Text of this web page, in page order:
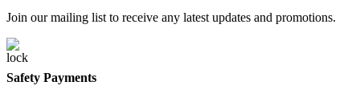
Join our mailing list to receive any latest updates and promotions.
Safety Payments